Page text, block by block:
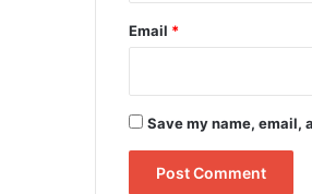
Email *
Save my name, email,